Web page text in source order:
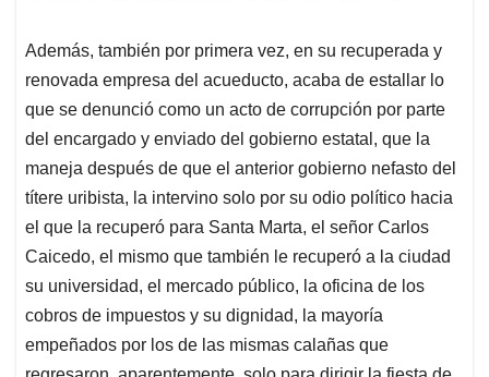
Además, también por primera vez, en su recuperada y
renovada empresa del acueducto, acaba de estallar lo
que se denunció como un acto de corrupción por parte
del encargado y enviado del gobierno estatal, que la
maneja después de que el anterior gobierno nefasto del
títere uribista, la intervino solo por su odio político hacia
el que la recuperó para Santa Marta, el señor Carlos
Caicedo, el mismo que también le recuperó a la ciudad
su universidad, el mercado público, la oficina de los
cobros de impuestos y su dignidad, la mayoría
empeñados por los de las mismas calañas que